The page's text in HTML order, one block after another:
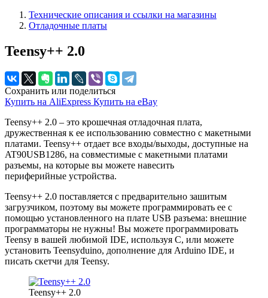
Технические описания и ссылки на магазины
Отладочные платы
Teensy++ 2.0
Сохранить или поделиться
Купить на AliExpress Купить на eBay
Teensy++ 2.0 – это крошечная отладочная плата,
дружественная к ее использованию совместно с макетными
платами. Teensy++ отдает все входы/выходы, доступные на
AT90USB1286, на совместимые с макетными платами
разъемы, на которые вы можете навесить
периферийные устройства.
Teensy++ 2.0 поставляется с предварительно зашитым
загрузчиком, поэтому вы можете программировать ее с
помощью установленного на плате USB разъема: внешние
программаторы не нужны! Вы можете программировать
Teensy в вашей любимой IDE, используя C, или можете
установить Teensyduino, дополнение для Arduino IDE, и
писать скетчи для Teensy.
Teensy++ 2.0